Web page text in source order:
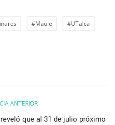
#Maule #UTalca
ANTERIOR
que al 31 de julio próximo